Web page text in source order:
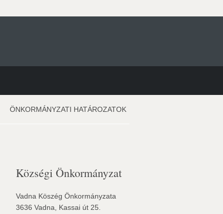
ÖNKORMÁNYZATI HATÁROZATOK
Községi Önkormányzat
Vadna Köszég Önkormányzata
3636 Vadna, Kassai út 25.